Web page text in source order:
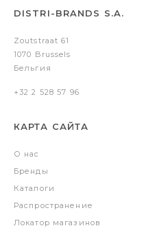
DISTRI-BRANDS S.A.
Zoutstraat 61
1070 Brussels
Бельгия
+32 2 528 57 96
КАРТА САЙТА
О нас
Бренды
Каталоги
Распространение
Локатор магазинов